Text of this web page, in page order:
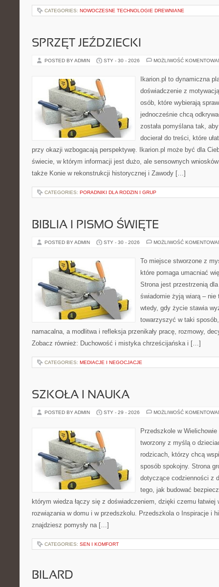
CATEGORIES: NOWOCZESNE TECHNOLOGIE DREWNIANE
SPRZĘT JEŹDZIECKI
POSTED BY ADMIN STY - 30 - 2026 MOŻLIWOŚĆ
Ikarion.pl to dynamiczna
doświadczenie z
osób, które wybierają
jednocześnie chcą
została pomyślana tak,
docierał do treści, które
przy okazji wzbogacają perspektywę. Ikarion.pl może być dla
świecie, w którym informacji jest dużo, ale sensownych
także Konie w rekonstrukcji historycznej i Zawody […]
CATEGORIES: PORADNIKI DLA RODZIN I GRUP
BIBLIA I PISMO ŚWIĘTE
POSTED BY ADMIN STY - 30 - 2026 MOŻLIWOŚĆ
To miejsce stworzone z
które pomaga umacniać
Strona jest przestrzenią
świadomie żyją wiarą –
wtedy, gdy życie stawia
towarzyszyć w taki
namacalna, a modlitwa i refleksja przenikały pracę, rozmowy,
Zobacz również: Duchowość i mistyka chrześcijańska i […]
CATEGORIES: MEDIACJE I NEGOCJACJE
SZKOŁA I NAUKA
POSTED BY ADMIN STY - 29 - 2026 MOŻLIWOŚĆ
Przedszkole w
tworzony z myślą o
rodzicach, którzy chcą
sposób spokojny. Strona
dotyczące codzienności z
tego, jak budować
którym wiedza łączy się z doświadczeniem, dzięki czemu łatwiej
rozwiązania w domu i w przedszkolu. Przedszkola o Inspiracje i
znajdziesz pomysły na […]
CATEGORIES: SEN I KOMFORT
BILARD